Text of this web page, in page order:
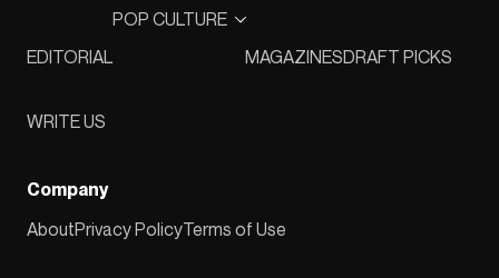
EDITORIAL
POP CULTURE
MAGAZINESDRAFT PICKS
WRITE US
Company
AboutPrivacy PolicyTerms of Use